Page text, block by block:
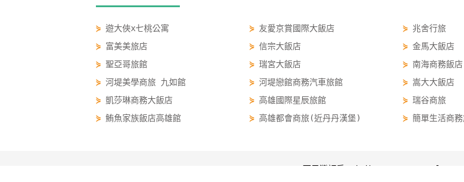
⋟ 遊大俠x七桃公寓 ⋟ 友愛京賞國際大飯店 ⋟ 兆舍行旅
⋟ 富美美旅店 ⋟ 信宗大飯店 ⋟ 金馬大飯店
⋟ 聖亞哥旅館 ⋟ 瑞宮大飯店 ⋟ 南海商務飯店
⋟ 河堤美學商旅 九如館 ⋟ 河堤戀館商務汽車旅館 ⋟ 嵩大大飯店
⋟ 凱莎琳商務大飯店 ⋟ 高雄國際星辰旅館 ⋟ 瑞谷商旅
⋟ 鮪魚家族飯店高雄館 ⋟ 高雄都會商旅(近丹丹漢堡) ⋟ 簡單生活商
西子灣訂房